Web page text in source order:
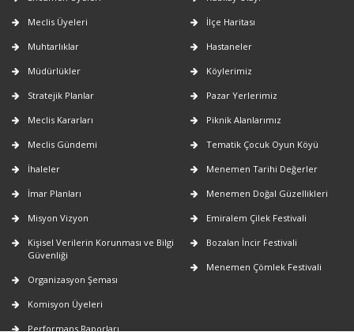
Meclis Üyeleri
Muhtarlıklar
Müdürlükler
Stratejik Planlar
Meclis Kararları
Meclis Gündemi
İhaleler
İmar Planları
Misyon Vizyon
Kişisel Verilerin Korunması ve Bilgi
Güvenliği
Organizasyon Şeması
Komisyon Üyeleri
Performans Raporları
İlçe Haritası
Hastaneler
Köylerimiz
Pazar Yerlerimiz
Piknik Alanlarımız
Tematik Çocuk Oyun Köyü
Menemen Tarihi Değerler
Menemen Doğal Güzellikleri
Emiralem Çilek Festivali
Bozalan İncir Festivali
Menemen Çömlek Festivali